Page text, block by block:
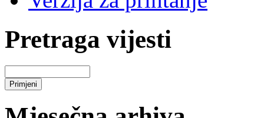
Pretraga vijesti